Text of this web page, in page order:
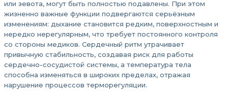
или зевота, могут быть полностью подавлены. При этом
жизненно важные функции подвергаются серьёзным
изменениям: дыхание становится редким, поверхностным и
нередко нерегулярным, что требует постоянного контроля
со стороны медиков. Сердечный ритм утрачивает
привычную стабильность, создавая риск для работы
сердечно-сосудистой системы, а температура тела
способна изменяться в широких пределах, отражая
нарушение процессов терморегуляции.